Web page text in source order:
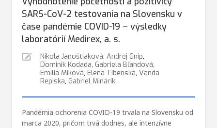
SARS-CoV-2 testovania na Slovensku v
čase pandémie COVID-19 – výsledky
laboratórií Medirex, a. s.
Nikola Janoštiaková, Andrej Gnip,
Dominik Kodada, Gabriela Bľandová,
Emília Miková, Elena Tibenská, Vanda
Repiska, Gabriel Minárik
Pandémia ochorenia COVID-19 trvala na Slovensku od
marca 2020, pričom trvá dodnes, ale intenzívne